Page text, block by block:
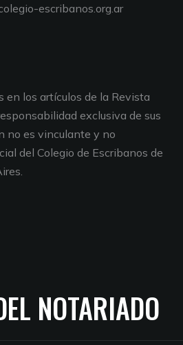
escribanos.org.ar
en los artículos de la Revista
exclusiva de sus
no es vinculante y no
del Colegio de Escribanos de
NOTARIADO